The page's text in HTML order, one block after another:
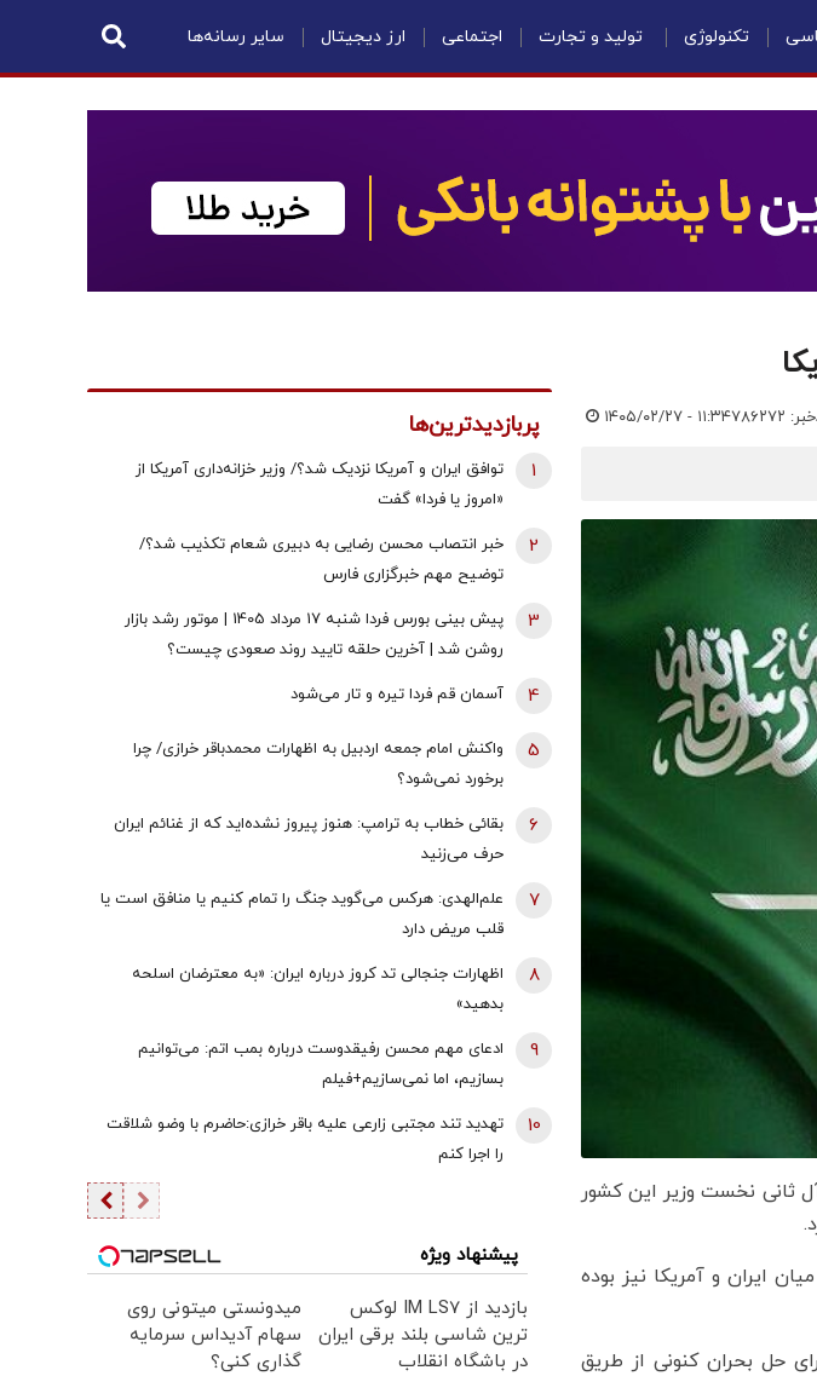
تکنولوژی تولید و تجارت اجتماعی ارز دیجیتال سایر رسانه‌ها
۷۸۶۲۷۲ ۱۴۰۵/۰۲/۲۷ - ۱۱:۳۴
ثانی نخست وزیر این کشور
بس میان ایران و آمریکا نیز بوده
حل بحران کنونی از طریق
پربازدیدترین‌ها
توافق ایران و آمریکا نزدیک شد؟/ وزیر خزانه‌داری آمریکا از
«امروز یا فردا» گفت
1
خبر انتصاب محسن رضایی به دبیری شعام تکذیب شد؟/
توضیح مهم خبرگزاری فارس
2
پیش بینی بورس فردا شنبه 17 مرداد 1405 | موتور رشد بازار
روشن شد | آخرین حلقه تایید روند صعودی چیست؟
3
آسمان قم فردا تیره و تار می‌شود 4
واکنش امام جمعه اردبیل به اظهارات محمدباقر خرازی/ چرا
برخورد نمی‌شود؟
5
بقائی خطاب به ترامپ: هنوز پیروز نشده‌اید که از غنائم ایران
حرف می‌زنید
6
علم‌الهدی: هرکس می‌گوید جنگ را تمام کنیم یا منافق است یا
قلب مریض دارد
7
اظهارات جنجالی تد کروز درباره ایران: «به معترضان اسلحه
بدهید»
8
ادعای مهم محسن رفیقدوست درباره بمب اتم: می‌توانیم
بسازیم، اما نمی‌سازیم+فیلم
9
تهدید تند مجتبی زارعی علیه باقر خرازی:حاضرم با وضو شلاقت
را اجرا کنم
10
پیشنهاد ویژه
بازدید از IM LS7 لوکس
ترین شاسی بلند برقی ایران
در باشگاه انقلاب
میدونستی میتونی روی
سهام آدیداس سرمایه
گذاری کنی؟